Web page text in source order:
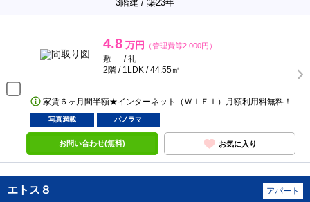
3階建 / 築23年
4.8 万円 （管理費等2,000円）
敷 － / 礼 －
2階 / 1LDK / 44.55㎡
家賃６ヶ月間半額★インターネット（ＷｉＦｉ）月額利用料無料！
写真満載 パノラマ
お問い合わせ(無料) お気に入り
エトス８ アパート